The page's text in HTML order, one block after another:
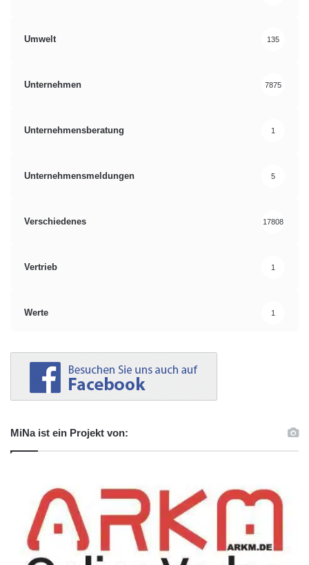
Umwelt 135
Unternehmen 7875
Unternehmensberatung 1
Unternehmensmeldungen 5
Verschiedenes 17808
Vertrieb 1
Werte 1
MiNa ist ein Projekt von: